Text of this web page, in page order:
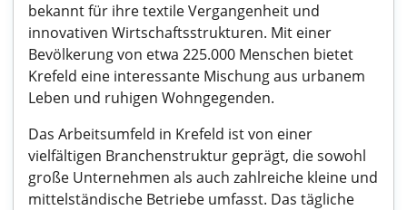
bekannt für ihre textile Vergangenheit und
innovativen Wirtschaftsstrukturen. Mit einer
Bevölkerung von etwa 225.000 Menschen bietet
Krefeld eine interessante Mischung aus urbanem
Leben und ruhigen Wohngegenden.
Das Arbeitsumfeld in Krefeld ist von einer
vielfältigen Branchenstruktur geprägt, die sowohl
große Unternehmen als auch zahlreiche kleine und
mittelständische Betriebe umfasst. Das tägliche